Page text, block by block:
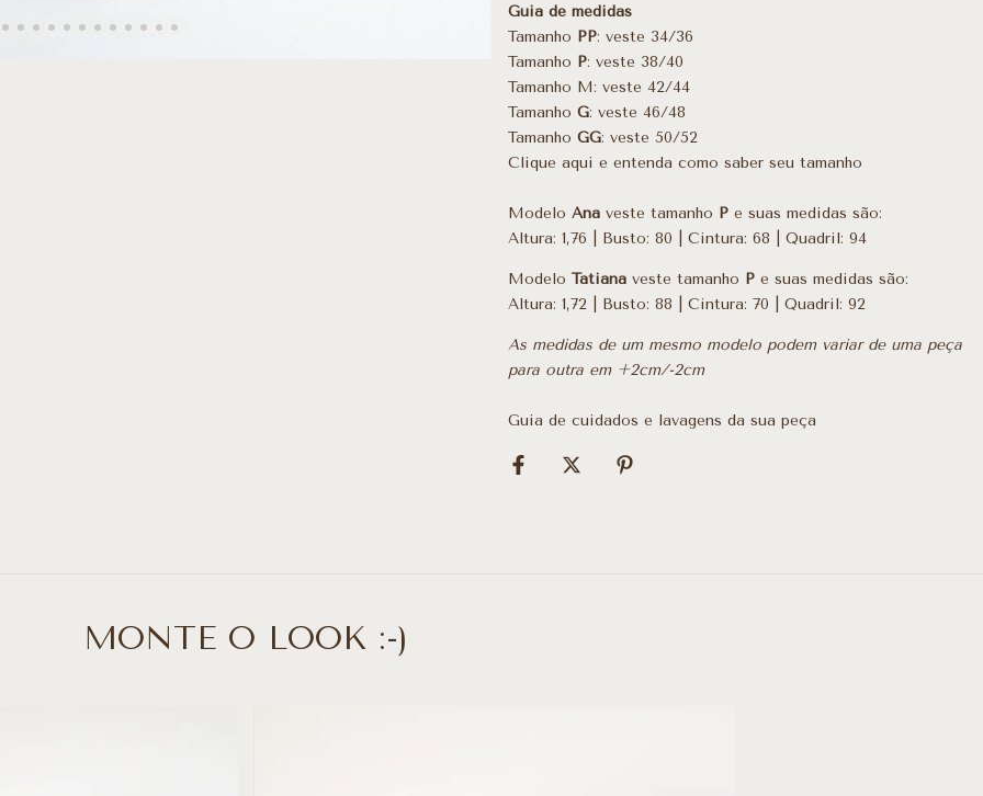
Guia de medidas
Tamanho PP: veste 34/36
Tamanho P: veste 38/40
Tamanho M: veste 42/44
Tamanho G: veste 46/48
Tamanho GG: veste 50/52
Clique aqui e entenda como saber seu tamanho
Modelo Ana veste tamanho P e suas medidas são:
Altura: 1,76 | Busto: 80 | Cintura: 68 | Quadril: 94
Modelo Tatiana veste tamanho P e suas medidas são:
Altura: 1,72 | Busto: 88 | Cintura: 70 | Quadril: 92
As medidas de um mesmo modelo podem variar de uma peça
para outra em +2cm/-2cm
Guia de cuidados e lavagens da sua peça
MONTE O LOOK :-)